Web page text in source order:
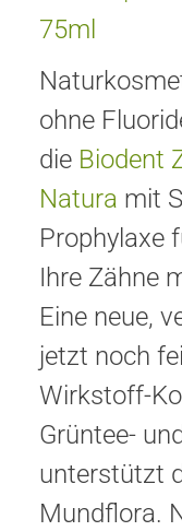
75ml
ohne
die Biodent
Natura mit
Prophylaxe
Ihre Zähne
Eine neue,
jetzt noch
Wirkstoff-
Grüntee-
unterstützt
Mundflora.